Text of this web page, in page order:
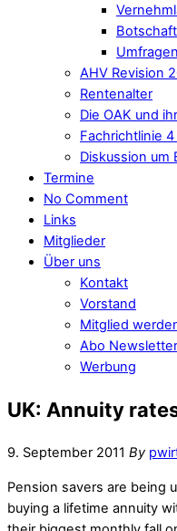
AHV Revision
Rentenalter
Die OAK und
Fachrichtlinie
Diskussion um
Termine
No Comment
Links
Mitglieder
Über uns
Kontakt
Vorstand
Mitglied
Abo Newsletter
Werbung
UK: Annuity
9. September 2011 By
Pension savers are being
buying a lifetime annuity